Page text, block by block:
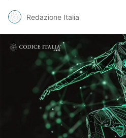
Redazione Italia